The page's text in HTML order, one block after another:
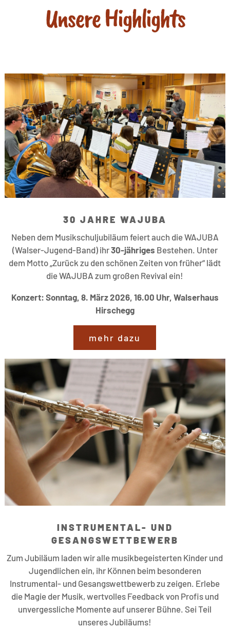
Unsere Highlights
30 JAHRE WAJUBA
Neben dem Musikschuljubiläum feiert auch die WAJUBA
(Walser-Jugend-Band) ihr30-jähriges Bestehen. Unter
dem Motto „Zurück zu den schönen Zeiten von früher“ lädt
die WAJUBA zum großen Revival ein!
Konzert: Sonntag, 8. März 2026, 16.00 Uhr, Walserhaus
Hirschegg
mehr dazu
INSTRUMENTAL- UND
GESANGSWETTBEWERB
Zum Jubiläum laden wir alle musikbegeisterten Kinder und
Jugendlichen ein, ihr Können beim besonderen
Instrumental- und Gesangswettbewerb zu zeigen. Erlebe
die Magie der Musik, wertvolles Feedback von Profis und
unvergessliche Momente auf unserer Bühne. Sei Teil
unseres Jubiläums!